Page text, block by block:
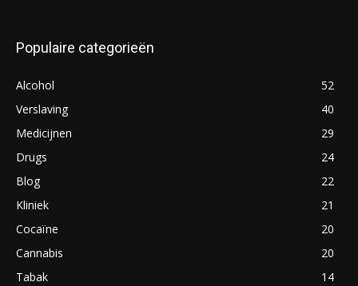
Populaire categorieën
Alcohol
52
Verslaving
40
Medicijnen
29
Drugs
24
Blog
22
Kliniek
21
Cocaïne
20
Cannabis
20
Tabak
14